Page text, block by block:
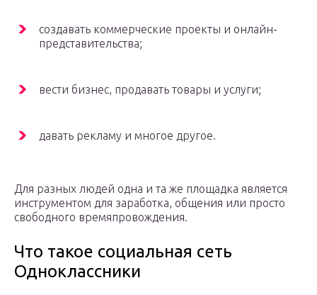
создавать коммерческие проекты и онлайн-
представительства;
вести бизнес, продавать товары и услуги;
давать рекламу и многое другое.
Для разных людей одна и та же площадка является
инструментом для заработка, общения или просто
свободного времяпровождения.
Что такое социальная сеть
Одноклассники